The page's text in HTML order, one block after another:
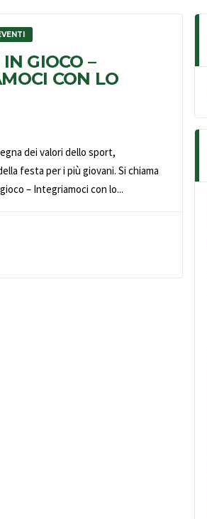
GIOCO –
CON LO
dei valori dello sport,
festa per i più giovani. Si chiama
– Integriamoci con lo...